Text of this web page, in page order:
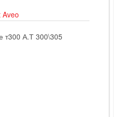
Aveo
т300 А.Т 300\305